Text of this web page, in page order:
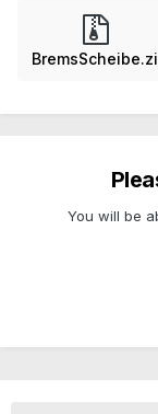
You will be